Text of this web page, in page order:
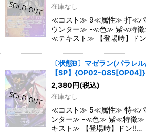
在庫なし
≪コスト≫ 9≪属性≫ 打≪
ウンター≫ -≪色≫ 紫≪特徴
≪テキスト≫ 【登場時】ド
〔状態B〕マゼラン(パラ
【SP】{OP02-085[OP04]}
2,380円(税込)
在庫なし
≪コスト≫ 5≪属性≫ 特≪
ンター≫ -≪色≫ 紫≪特徴≫
キスト≫ 【登場時】ドン!!…